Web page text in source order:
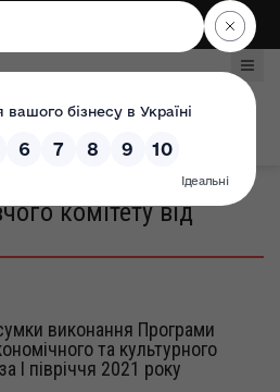
комітету від
виконання Програми
та культурного
І півріччя 2021 року